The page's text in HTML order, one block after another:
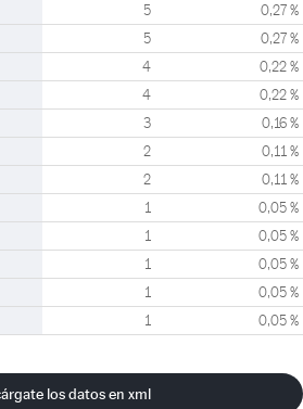
5 0,27 %
5 0,27 %
4 0,22 %
4 0,22 %
3 0,16 %
2 0,11 %
2 0,11 %
1 0,05 %
1 0,05 %
1 0,05 %
1 0,05 %
1 0,05 %
los datos en xml